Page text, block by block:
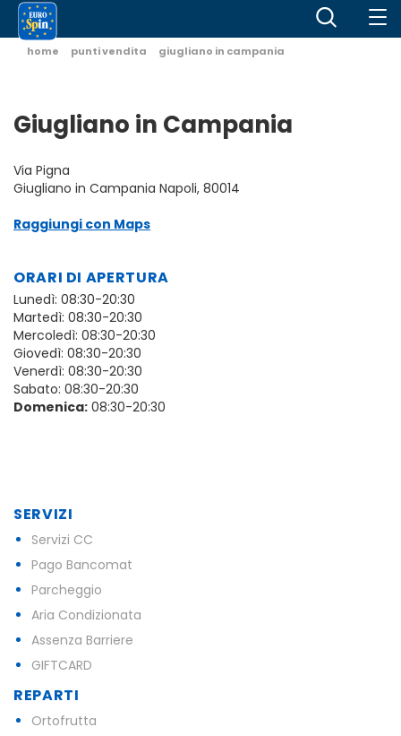
home punti vendita giugliano in campania
Giugliano in Campania
Via Pigna
Giugliano in Campania Napoli, 80014
Raggiungi con Maps
ORARI DI APERTURA
Lunedì: 08:30-20:30
Martedì: 08:30-20:30
Mercoledì: 08:30-20:30
Giovedì: 08:30-20:30
Venerdì: 08:30-20:30
Sabato: 08:30-20:30
Domenica: 08:30-20:30
SERVIZI
Servizi CC
Pago Bancomat
Parcheggio
Aria Condizionata
Assenza Barriere
GIFTCARD
REPARTI
Ortofrutta